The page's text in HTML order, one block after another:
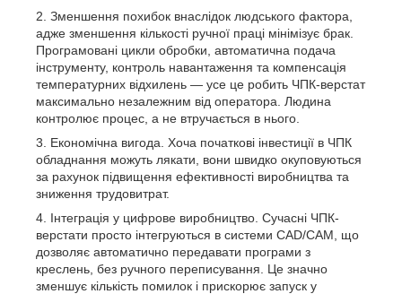
Зменшення похибок внаслідок людського фактора,
адже зменшення кількості ручної праці мінімізує брак.
Програмовані цикли обробки, автоматична подача
інструменту, контроль навантаження та компенсація
температурних відхилень — усе це робить ЧПК-верстат
максимально незалежним від оператора. Людина
контролює процес, а не втручається в нього.
Економічна вигода. Хоча початкові інвестиції в ЧПК
обладнання можуть лякати, вони швидко окуповуються
за рахунок підвищення ефективності виробництва та
зниження трудовитрат.
Інтеграція у цифрове виробництво. Сучасні ЧПК-
верстати просто інтегруються в системи CAD/CAM, що
дозволяє автоматично передавати програми з
креслень, без ручного переписування. Це значно
зменшує кількість помилок і прискорює запуск у